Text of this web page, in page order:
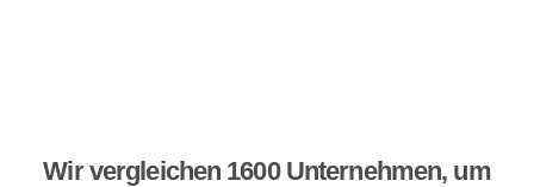
Wir vergleichen 1600 Unternehmen, um